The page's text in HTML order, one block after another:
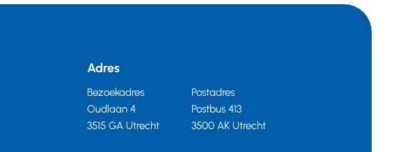
Adres
Bezoekadres
Oudlaan 4
3515 GA Utrecht
Postadres
Postbus 413
3500 AK Utrecht